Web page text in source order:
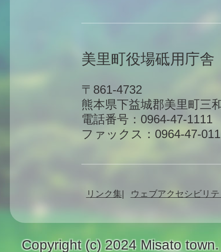
美里町役場砥用庁舎
〒861-4732
熊本県下益城郡美里町三
電話番号：0964-47-1111
ファックス：0964-47-
リンク集 ウェブアクセシビリ
Copyright (c) 2024 Misato